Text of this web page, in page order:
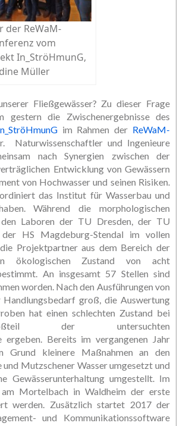
der ReWaM-
vom
In_StröHmunG,
Müller
Fließgewässer? Zu dieser Frage
gestern die Zwischenergebnisse des
im Rahmen der ReWaM-
Naturwissenschaftler und Ingenieure
nach Synergien zwischen der
Entwicklung von Gewässern
von Hochwasser und seinen Risiken.
das Institut für Wasserbau und
Während die morphologischen
Laboren der TU Dresden, der TU
der HS Magdeburg-Stendal im vollen
Projektpartner aus dem Bereich der
ökologischen Zustand von acht
An insgesamt 57 Stellen sind
worden. Nach den Ausführungen von
groß, die Auswertung
hat einen schlechten Zustand bei
der untersuchten
ergeben. Bereits im vergangenen Jahr
Grund kleinere Maßnahmen an den
und Mutzschener Wasser umgesetzt und
Gewässerunterhaltung umgestellt. Im
Mortelbach in Waldheim der erste
werden. Zusätzlich startet 2017 der
und Kommunikationssoftware